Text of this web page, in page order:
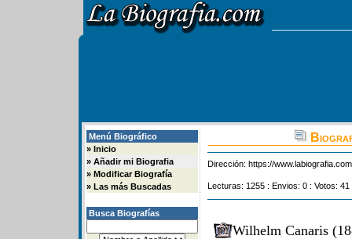
Menú Biográfico
» Inicio
» Añadir mi Biografia
» Modificar Biografía
» Las más Buscadas
Busca Biografías
Dirección: https://
Lecturas: 1255 : Envios: 0 : Votos:
Wilhelm Canaris